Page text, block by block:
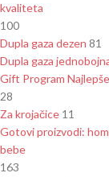
kvaliteta
100
Dupla gaza dezen 81
Dupla gaza
Gift Program
28
Za krojačice 11
Gotovi proizvodi:
bebe
163